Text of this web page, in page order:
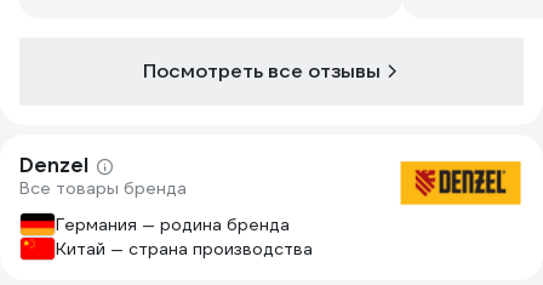
Посмотреть все отзывы
Denzel
Все товары бренда
Германия — родина бренда
Китай — страна производства